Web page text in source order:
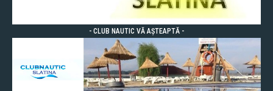
- CLUB NAUTIC VĂ AȘTEAPTĂ -